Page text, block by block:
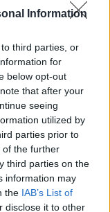
Information
third parties, or
for
below opt-out
that after your
seeing
utilized by
parties prior to
of the further
third parties on the
information may
the IAB’s List of
disclose it to other
2026: Η
στο
15-18
και
για την
για την